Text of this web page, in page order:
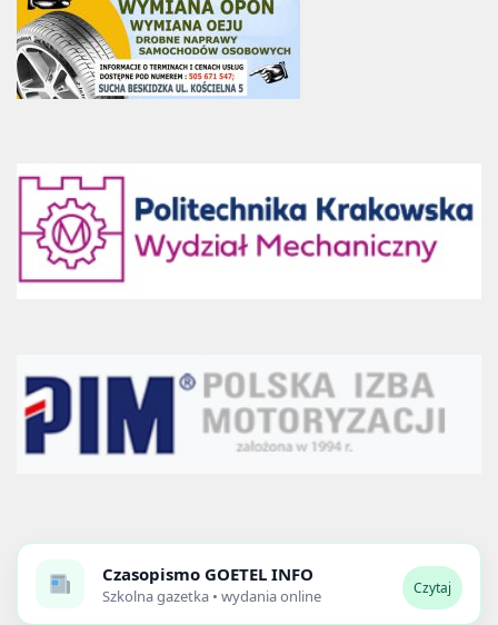
Czasopismo GOETEL INFO
Szkolna gazetka • wydania online Czytaj